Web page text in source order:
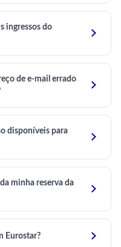
ingressos do

de e-mail errado

disponíveis para

minha reserva da

Eurostar? 